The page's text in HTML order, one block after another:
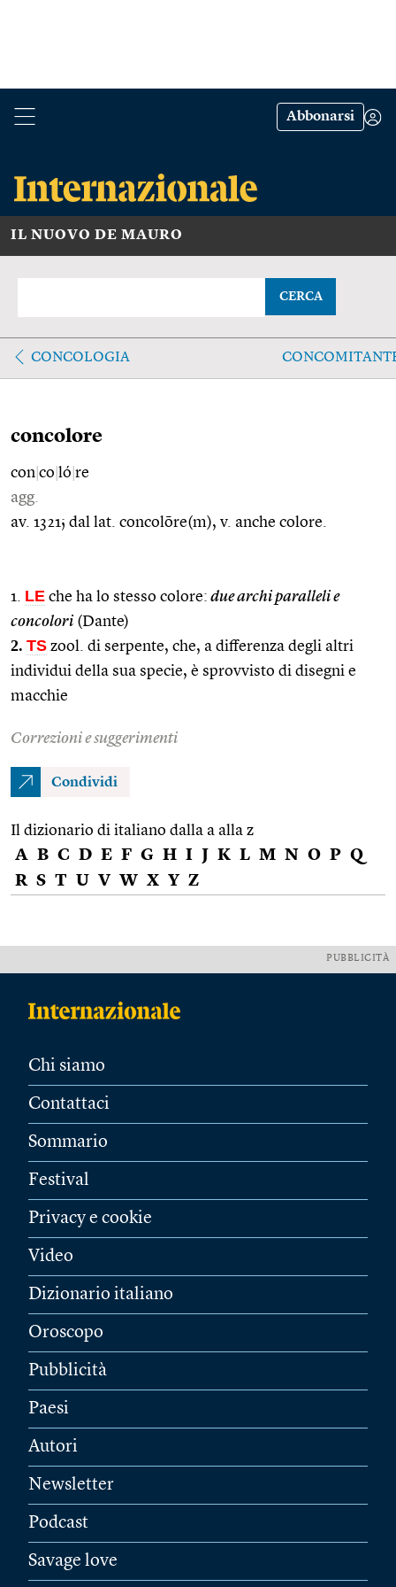
Abbonarsi
IL NUOVO DE MAURO
CERCA
CONCOLOGIA
concolore
con co ló re
agg.
av. 1321; dal lat. concolōre(m), v. anche colore.
1. LE che ha lo stesso colore: due archi paralleli e
concolori (Dante)
2. TS zool. di serpente, che, a differenza degli altri
individui della sua specie, è sprovvisto di disegni e
macchie
Correzioni e suggerimenti
Condividi
Il dizionario di italiano dalla a alla z
A B C D E F G H I J K L M N O P Q
R S T U V W X Y Z
PUBBLICITÀ
Chi siamo
Contattaci
Sommario
Festival
Privacy e cookie
Video
Dizionario italiano
Oroscopo
Pubblicità
Paesi
Autori
Newsletter
Podcast
Savage love